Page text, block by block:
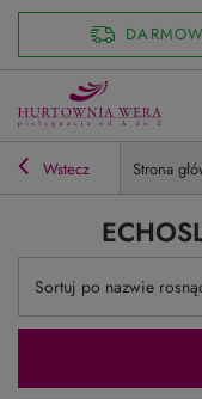
Wstecz Strona
Zmień sortowanie
Sortuj po nazwie